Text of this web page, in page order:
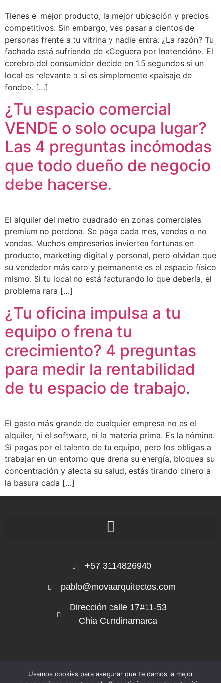
Tienes el mejor producto, la mejor ubicación y precios
competitivos. Sin embargo, ves pasar a cientos de
personas frente a tu vitrina y nadie entra. ¿La razón? Tu
fachada está sufriendo de «Ceguera por Inatención». El
cerebro del consumidor decide en 1.5 segundos si un
local es relevante o si es simplemente «paisaje de
fondo». […]
¿Tu espacio comercial
VENDE o solo ocupa lugar?
Las 4 preguntas incómodas
que todo dueño de negocio
debe hacerse.
El alquiler del metro cuadrado en zonas comerciales
premium no perdona. Se paga cada mes, vendas o no
vendas. Muchos empresarios invierten fortunas en
producto, marketing digital y personal, pero olvidan que
su vendedor más caro y permanente es el espacio físico
mismo. Si tu local no está facturando lo que debería, el
problema rara […]
¿Tu oficina impulsa a tu
equipo o frena tu
crecimiento? 4 preguntas
para medir la rentabilidad
de tu espacio de trabajo.
El gasto más grande de cualquier empresa no es el
alquiler, ni el software, ni la materia prima. Es la nómina.
Si pagas por el talento de tu equipo, pero los obligas a
trabajar en un entorno que drena su energía, bloquea su
concentración y afecta su salud, estás tirando dinero a
la basura cada […]
+57 3114826940
pablo@movaarquitectos.com
Dirección calle 17#11-53
Chia Cundinamarca
Usamos cookies para asegurar que te damos la mejor